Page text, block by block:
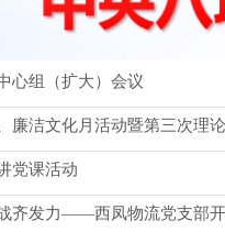
心组（扩大）会议
廉洁文化月活动暨第三次理
党课活动
齐发力——西凤物流党支部